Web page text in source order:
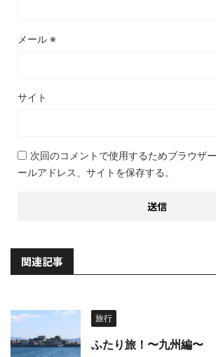
メール ※
サイト
次回のコメントで使用するためブラウザ
ールアドレス、サイトを保存する。
関連記事
旅行
ふたり旅！〜九州編〜